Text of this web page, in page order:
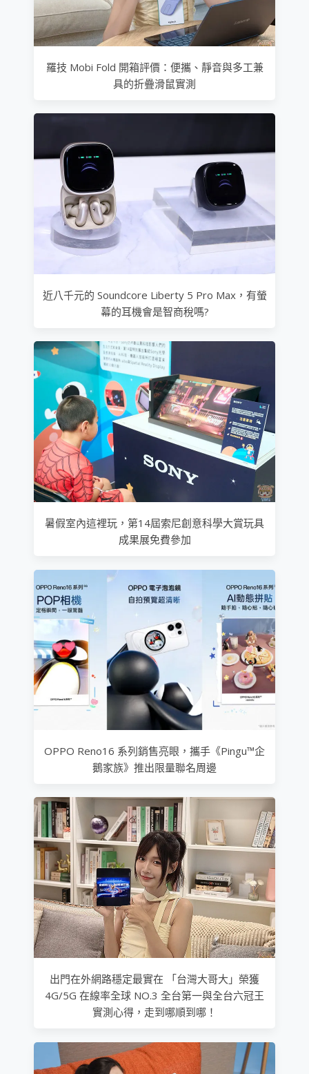
羅技 Mobi Fold 開箱評價：便攜、靜音與多工兼
具的折疊滑鼠實測
近八千元的 Soundcore Liberty 5 Pro Max，有螢
幕的耳機會是智商稅嗎?
暑假室內這裡玩，第14屆索尼創意科學大賞玩具
成果展免費參加
OPPO Reno16 系列銷售亮眼，攜手《Pingu™企
鵝家族》推出限量聯名周邊
出門在外網路穩定最實在 「台灣大哥大」榮獲
4G/5G 在線率全球 NO.3 全台第一與全台六冠王
實測心得，走到哪順到哪！